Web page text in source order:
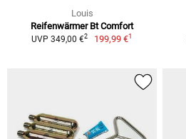
Louis
Reifenwärmer Bt Comfort
UVP 349,00 €2 199,99 €1